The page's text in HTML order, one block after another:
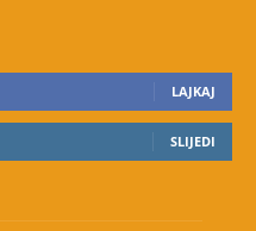
LAJKAJ
SLIJEDI